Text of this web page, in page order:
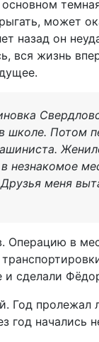
может
назад он
вся жизнь
школе. Потом
незнакомое
меня
в
и сделали
Год
год начались